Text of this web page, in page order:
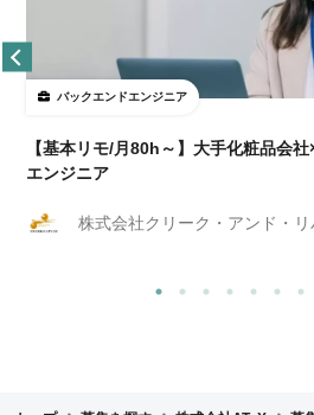
バックエンドエンジニア
【基本リモ/月80h～】大手化粧品会
エンジニア
株式会社クリーク・アンド・リ